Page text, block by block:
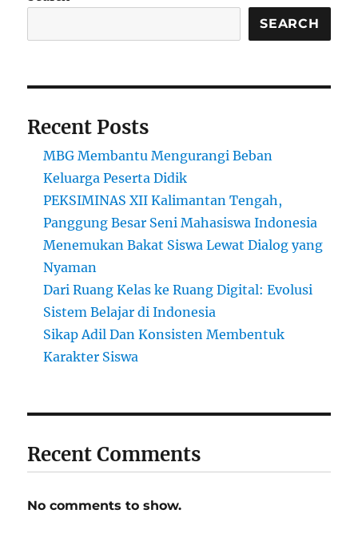
SEARCH
Recent Posts
MBG Membantu Mengurangi Beban
Keluarga Peserta Didik
PEKSIMINAS XII Kalimantan Tengah,
Panggung Besar Seni Mahasiswa Indonesia
Menemukan Bakat Siswa Lewat Dialog yang
Nyaman
Dari Ruang Kelas ke Ruang Digital: Evolusi
Sistem Belajar di Indonesia
Sikap Adil Dan Konsisten Membentuk
Karakter Siswa
Recent Comments
No comments to show.